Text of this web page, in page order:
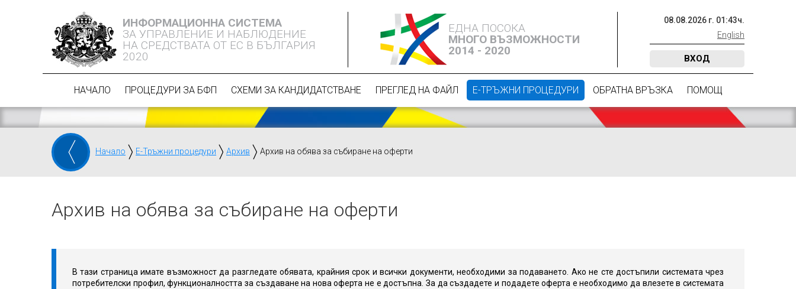
ИНФОРМАЦИОННА СИСТЕМА
ЗА УПРАВЛЕНИЕ И НАБЛЮДЕНИЕ
НА СРЕДСТВАТА ОТ ЕС В БЪЛГАРИЯ
2020
ЕДНА ПОСОКА
МНОГО ВЪЗМОЖНОСТИ
2014 - 2020
08.08.2026 г. 01 :43ч.
English
ВХОД
НАЧАЛО ПРОЦЕДУРИ ЗА БФП СХЕМИ ЗА КАНДИДАТСТВАНЕ ПРЕГЛЕД НА ФАЙЛ Е-ТРЪЖНИ ПРОЦЕДУРИ ОБРАТНА ВРЪЗКА ПОМОЩ
Начало Е-Тръжни процедури Архив Архив на обява за събиране на оферти
Архив на обява за събиране на оферти
В тази страница имате възможност да разгледате обявата, крайния срок и всички документи, необходими за подаването. Ако не сте достъпили системата чрез
потребителски профил, функционалността за създаване на нова оферта не е достъпна. За да създадете и подадете оферта е необходимо да влезете в системата